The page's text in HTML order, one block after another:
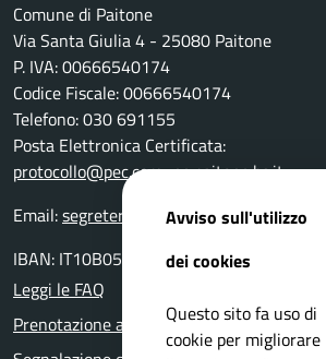
Comune di Paitone
Via Santa Giulia 4 - 25080 Paitone
P. IVA: 00666540174
Codice Fiscale: 00666540174
Telefono: 030 691155
Posta Elettronica Certificata:
protocollo@pec.comune.paitone.bs.it
Email:
IBAN: IT10B0511648840000000001050
Leggi le FAQ
Prenotazione appuntamento
Avviso sull'utilizzo
dei cookies
Questo sito fa uso di
cookie per migliorare